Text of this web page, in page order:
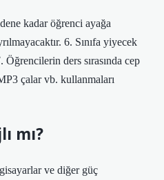
kadar öğrenci ayağa
6. Sınıfa yiyecek
ders sırasında cep
çalar vb. kullanmaları
mı?
ve diğer güç